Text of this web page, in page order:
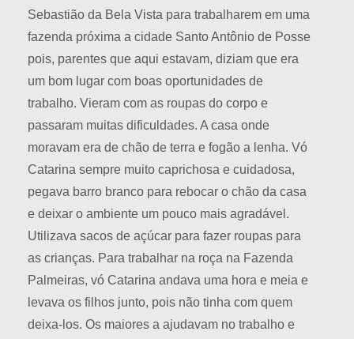
Sebastião da Bela Vista para trabalharem em uma
fazenda próxima a cidade Santo Antônio de Posse
pois, parentes que aqui estavam, diziam que era
um bom lugar com boas oportunidades de
trabalho. Vieram com as roupas do corpo e
passaram muitas dificuldades. A casa onde
moravam era de chão de terra e fogão a lenha. Vó
Catarina sempre muito caprichosa e cuidadosa,
pegava barro branco para rebocar o chão da casa
e deixar o ambiente um pouco mais agradável.
Utilizava sacos de açúcar para fazer roupas para
as crianças. Para trabalhar na roça na Fazenda
Palmeiras, vó Catarina andava uma hora e meia e
levava os filhos junto, pois não tinha com quem
deixa-los. Os maiores a ajudavam no trabalho e